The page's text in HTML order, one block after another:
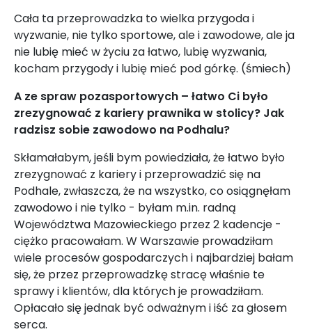
Cała ta przeprowadzka to wielka przygoda i
wyzwanie, nie tylko sportowe, ale i zawodowe, ale ja
nie lubię mieć w życiu za łatwo, lubię wyzwania,
kocham przygody i lubię mieć pod górkę. (śmiech)
A ze spraw pozasportowych – łatwo Ci było
zrezygnować z kariery prawnika w stolicy? Jak
radzisz sobie zawodowo na Podhalu?
Skłamałabym, jeśli bym powiedziała, że łatwo było
zrezygnować z kariery i przeprowadzić się na
Podhale, zwłaszcza, że na wszystko, co osiągnęłam
zawodowo i nie tylko - byłam m.in. radną
Województwa Mazowieckiego przez 2 kadencje -
ciężko pracowałam. W Warszawie prowadziłam
wiele procesów gospodarczych i najbardziej bałam
się, że przez przeprowadzkę stracę właśnie te
sprawy i klientów, dla których je prowadziłam.
Opłacało się jednak być odważnym i iść za głosem
serca.